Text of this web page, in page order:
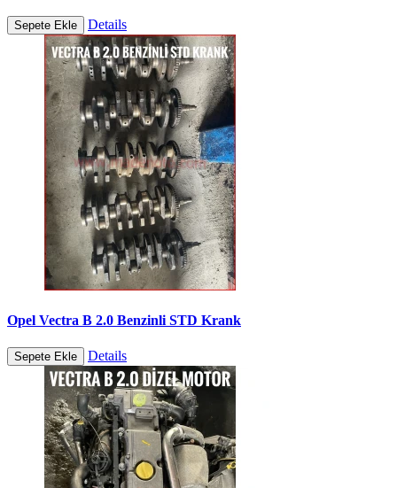
Sepete Ekle Details
Opel Vectra B 2.0 Benzinli STD Krank
Sepete Ekle Details